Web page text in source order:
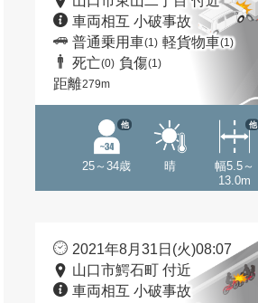
車両相互 小破事故
普通乗用車(1) 軽貨物車(1)
死亡(0) 負傷(1)
距離279m
25～34歳
他
晴
幅5.5～
13.0m
他
2021年8月31日(火)08:07
山口市鰐石町 付近
車両相互 小破事故